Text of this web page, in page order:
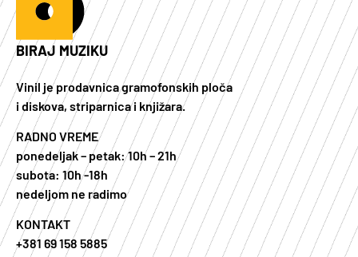
BIRAJ MUZIKU
Vinil je prodavnica gramofonskih ploča
i diskova, striparnica i knjižara.
RADNO VREME
ponedeljak – petak: 10h – 21h
subota: 10h -18h
nedeljom ne radimo
KONTAKT
+381 69 158 5885